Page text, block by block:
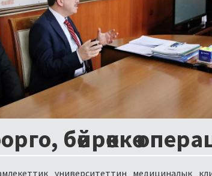
бөйрөккө
университеттин медициналык